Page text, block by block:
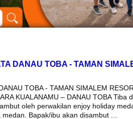
DANAU TOBA - TAMAN
TOBA - TAMAN SIMALEM
KUALANAMU – DANAU TOBA Tiba
oleh perwakilan enjoy holiday
Bapak/ibu akan disambut ...